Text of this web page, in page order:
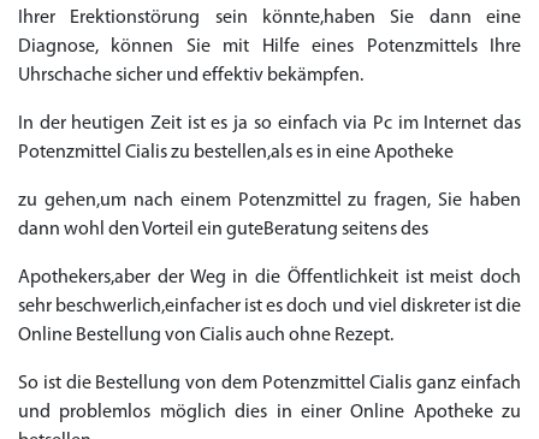
Ihrer Erektionstörung sein könnte,haben Sie dann eine
Diagnose, können Sie mit Hilfe eines Potenzmittels Ihre
Uhrschache sicher und effektiv bekämpfen.
In der heutigen Zeit ist es ja so einfach via Pc im Internet das
Potenzmittel Cialis zu bestellen,als es in eine Apotheke
zu gehen,um nach einem Potenzmittel zu fragen, Sie haben
dann wohl den Vorteil ein guteBeratung seitens des
Apothekers,aber der Weg in die Öffentlichkeit ist meist doch
sehr beschwerlich,einfacher ist es doch und viel diskreter ist die
Online Bestellung von Cialis auch ohne Rezept.
So ist die Bestellung von dem Potenzmittel Cialis ganz einfach
und problemlos möglich dies in einer Online Apotheke zu